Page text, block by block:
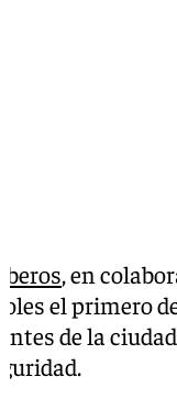
, en
el primero
de la